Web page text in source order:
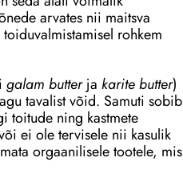
arvates nii maitsva
rohkem
galam butterja karite butter)
tavalist võid. Samuti sobib
toitude ning kastmete
ei ole tervisele nii kasulik
orgaanilisele tootele, mis